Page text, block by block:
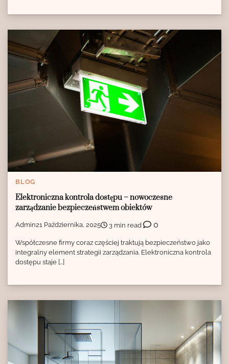
BLOG
Elektroniczna kontrola dostępu – nowoczesne
zarządzanie bezpieczeństwem obiektów
Admin21 Października, 2025 3 min read 0
Współczesne firmy coraz częściej traktują bezpieczeństwo jako
integralny element strategii zarządzania. Elektroniczna kontrola
dostępu staje […]